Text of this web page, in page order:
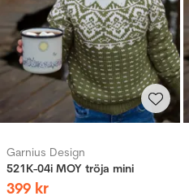
Garnius Design
521K-04i MOY tröja mini
399 kr